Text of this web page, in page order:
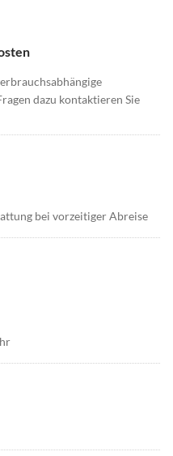
dazu kontaktieren Sie
bei vorzeitiger Abreise